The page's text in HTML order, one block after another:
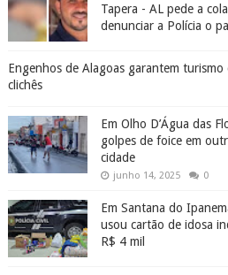
Tapera - AL pede a
denunciar a Polícia o
Engenhos de Alagoas garantem
clichês
Em Olho D’Água das
golpes de foice em
cidade
junho 14, 2025 0
Em Santana do
usou cartão de idosa
R$ 4 mil